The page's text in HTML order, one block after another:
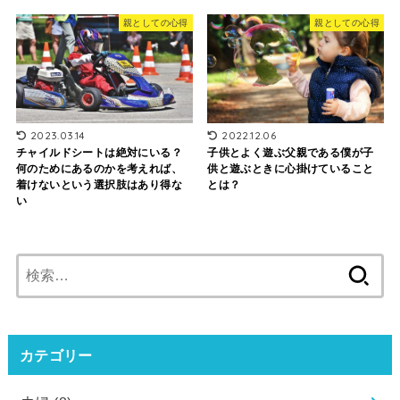
親としての心得
2023.03.14
チャイルドシートは絶対にいる？
何のためにあるのかを考えれば、
着けないという選択肢はあり得な
い
親としての心得
2022.12.06
子供とよく遊ぶ父親である僕が子
供と遊ぶときに心掛けていること
とは？
索:
カテゴリー